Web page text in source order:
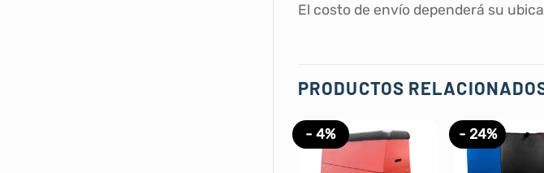
El costo de envío dependerá su
PRODUCTOS
- 4% - 24%